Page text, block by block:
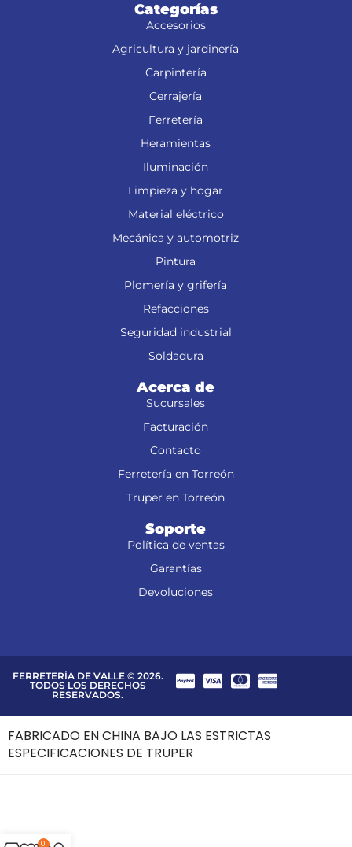
Categorías
Accesorios
Agricultura y jardinería
Carpintería
Cerrajería
Ferretería
Heramientas
Iluminación
Limpieza y hogar
Material eléctrico
Mecánica y automotriz
Pintura
Plomería y grifería
Refacciones
Seguridad industrial
Soldadura
Acerca de
Sucursales
Facturación
Contacto
Ferretería en Torreón
Truper en Torreón
Soporte
Política de ventas
Garantías
Devoluciones
FERRETERÍA DE VALLE © 2026.
TODOS LOS DERECHOS
RESERVADOS.
0
FABRICADO EN CHINA BAJO LAS ESTRICTAS
ESPECIFICACIONES DE TRUPER